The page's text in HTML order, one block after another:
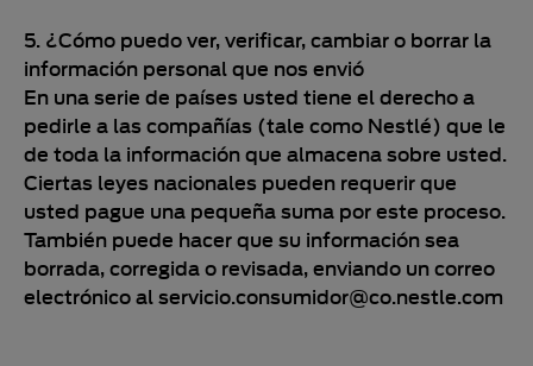
5. ¿Cómo puedo ver, verificar, cambiar o borrar la
información personal que nos envió
En una serie de países usted tiene el derecho a
pedirle a las compañías (tale como Nestlé) que le
de toda la información que almacena sobre usted.
Ciertas leyes nacionales pueden requerir que
usted pague una pequeña suma por este proceso.
También puede hacer que su información sea
borrada, corregida o revisada, enviando un correo
electrónico al servicio.consumidor@co.nestle.com